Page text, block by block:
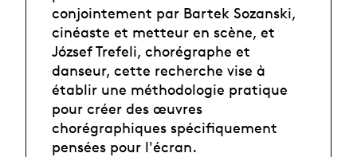
conjointement par Bartek Sozanski,
cinéaste et metteur en scène, et
József Trefeli, chorégraphe et
danseur, cette recherche vise à
établir une méthodologie pratique
pour créer des œuvres
chorégraphiques spécifiquement
pensées pour l'écran.